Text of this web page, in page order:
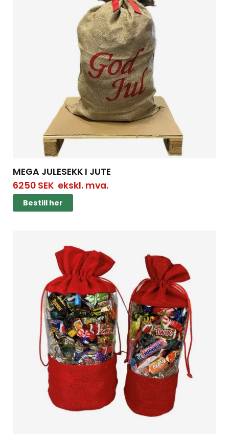
MEGA JULESEKK I JUTE
6250 SEKekskl. mva.
Bestill her